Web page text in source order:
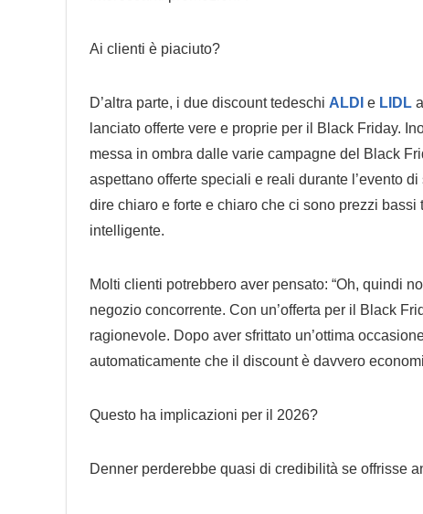
Ai clienti è piaciuto?
D’altra parte, i due discount tedeschi ALDI e LIDL
lanciato offerte vere e proprie per il Black Friday.
messa in ombra dalle varie campagne del Black
aspettano offerte speciali e reali durante l’evento
dire chiaro e forte e chiaro che ci sono prezzi
intelligente.
Molti clienti potrebbero aver pensato: “Oh, quindi
negozio concorrente. Con un’offerta per il Black
ragionevole. Dopo aver sfrittato un’ottima
automaticamente che il discount è davvero
Questo ha implicazioni per il 2026?
Denner perderebbe quasi di credibilità se offrisse